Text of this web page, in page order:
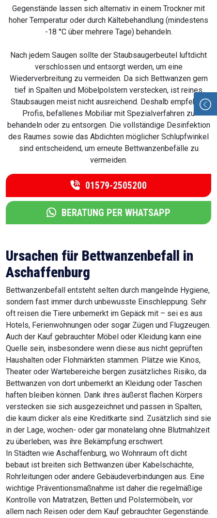
Gegenstände lassen sich alternativ in einem Trockner mit
hoher Temperatur oder durch Kältebehandlung (mindestens
-18 °C über mehrere Tage) behandeln.
Nach jedem Saugen sollte der Staubsaugerbeutel luftdicht
verschlossen und entsorgt werden, um eine
Wiederverbreitung zu vermeiden. Da sich Bettwanzen gern
tief in Spalten und Möbelpolstern verstecken, ist reines
Staubsaugen meist nicht ausreichend. Deshalb empfehlen
Profis, befallenes Mobiliar mit Spezialverfahren zu
behandeln oder zu entsorgen. Die vollständige Desinfektion
des Raumes sowie das Abdichten möglicher Schlupfwinkel
sind entscheidend, um erneute Bettwanzenbefälle zu
vermeiden.
01579-2505200
BERATUNG PER WHATSAPP
Ursachen für Bettwanzenbefall in
Aschaffenburg
Bettwanzenbefall entsteht selten durch mangelnde Hygiene,
sondern fast immer durch unbewusste Einschleppung. Sehr
oft reisen die Tiere unbemerkt im Gepäck mit – sei es aus
Hotels, Ferienwohnungen oder sogar Zügen und Flugzeugen.
Auch der Kauf gebrauchter Möbel oder Kleidung kann eine
Quelle sein, insbesondere wenn diese aus nicht geprüften
Haushalten oder Flohmärkten stammen. Plätze wie Kinos,
Theater oder Wartebereiche bergen zusätzliches Risiko, da
Bettwanzen von dort unbemerkt an Kleidung oder Taschen
haften bleiben können. Dank ihres äußerst flachen Körpers
verstecken sie sich ausgezeichnet und passen in Spalten,
die kaum dicker als eine Kreditkarte sind. Zusätzlich sind sie
in der Lage, wochen- oder gar monatelang ohne Blutmahlzeit
zu überleben, was ihre Bekämpfung erschwert.
In Städten wie Aschaffenburg, wo Wohnraum oft dicht
bebaut ist breiten sich Bettwanzen über Kabelschächte,
Rohrleitungen oder andere Gebäudeverbindungen aus. Eine
wichtige Präventionsmaßnahme ist daher die regelmäßige
Kontrolle von Matratzen, Betten und Polstermöbeln, vor
allem nach Reisen oder dem Kauf gebrauchter Gegenstände.